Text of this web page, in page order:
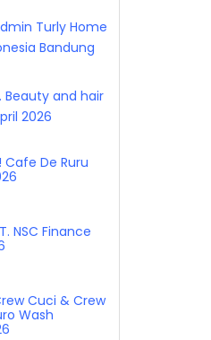
Turly Home
Bandung
Beauty and hair
2026
Cafe De Ruru
NSC Finance
Cuci & Crew
Wash